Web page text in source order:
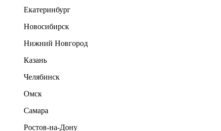
Екатеринбург
Новосибирск
Нижний Новгород
Казань
Челябинск
Омск
Самара
Ростов-на-Дону